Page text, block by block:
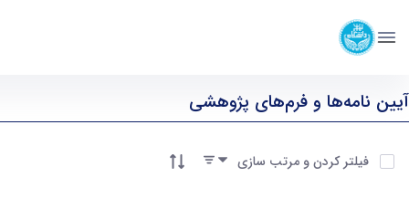
پژوهش و فناوری - ffll- دانشکده زبانها و ادبیات خارجی
آیین نامه‌ها و فرم‌های پژوهشی
آیتم ها را انتخاب کنید
فیلتر کردن و مرتب سازی